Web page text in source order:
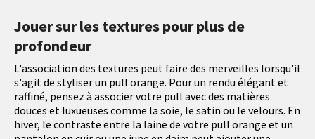
Jouer sur les textures pour plus de
profondeur
L'association des textures peut faire des merveilles lorsqu'il
s'agit de styliser un pull orange. Pour un rendu élégant et
raffiné, pensez à associer votre pull avec des matières
douces et luxueuses comme la soie, le satin ou le velours. En
hiver, le contraste entre la laine de votre pull orange et un